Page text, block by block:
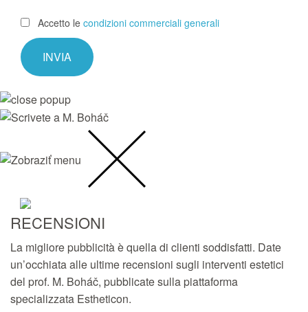
Accetto le condizioni commerciali generali
RECENSIONI
La migliore pubblicità è quella di clienti soddisfatti. Date
un’occhiata alle ultime recensioni sugli interventi estetici
del prof. M. Boháč, pubblicate sulla piattaforma
specializzata Estheticon.